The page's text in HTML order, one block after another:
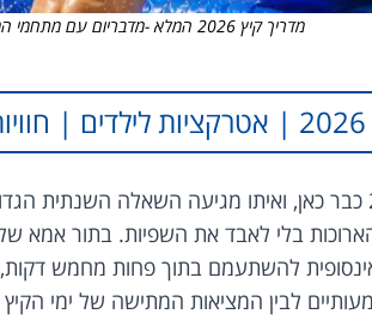
מדריך קיץ 2026 המלא -מדבריום עם מתחמי המים החדשים. צילום: יח"צ
החופש הגדול של שנת 2026 כבר כאן, ואיתו מגיעה
בלי לאבד את השפיות. בתור אמא של
להשתעמם בתוך פחות מחמש
לבין המציאות המתישה של ימי